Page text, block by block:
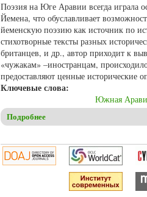
Поэзия на Юге Аравии всегда играла
Йемена, что обуславливает
йеменскую поэзию как источник по
стихотворные тексты разных
британцев, и др., автор приходит к
«чужакам» –иностранцам,
предоставляют ценные исторические
Ключевые слова:
Южная
Подробнее